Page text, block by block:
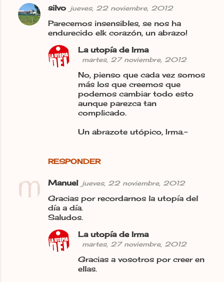
C
o
silvo jueves, 22 noviembre, 2012
Parecemos insensibles, se nos ha
endurecido elk corazón, un abrazo!
RESPONDER
La utopía de Irma
martes, 27 noviembre, 2012
No, pienso que cada vez somos
más los que creemos que
podemos cambiar todo esto
aunque parezca tan
complicado.
Un abrazote utópico, Irma.-
Manuel jueves, 22 noviembre, 2012
Gracias por recordarnos la utopía del
día a día.
Saludos.
La utopía de Irma
martes, 27 noviembre, 2012
Gracias a vosotros por creer en
ellas.